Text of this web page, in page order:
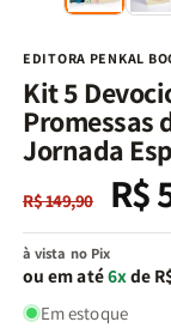
EDITORA PENKAL
Kit 5
Promessas
Jornada
Preço
normal
R$ 149,90
Preço
R$
à vista no Pix
ou em até6xde
Em estoque